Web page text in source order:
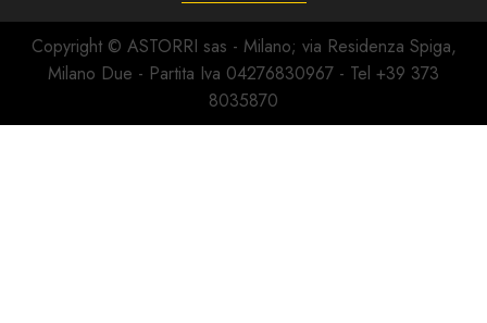
Copyright © ASTORRI sas - Milano; via Residenza Spiga,
Milano Due - Partita Iva 04276830967 - Tel +39 373
8035870